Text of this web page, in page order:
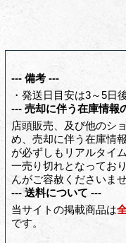
--- 備考 ---
・発送日目安は3～5日
--- 売却に伴う在庫情報
店頭販売、及び他のシ
め、売却に伴う在庫情
が必ずしもリアルタイ
一売り切れとなってお
んがご容赦くださいませ
--- 送料について ---
当サイトの掲載商品は
です。